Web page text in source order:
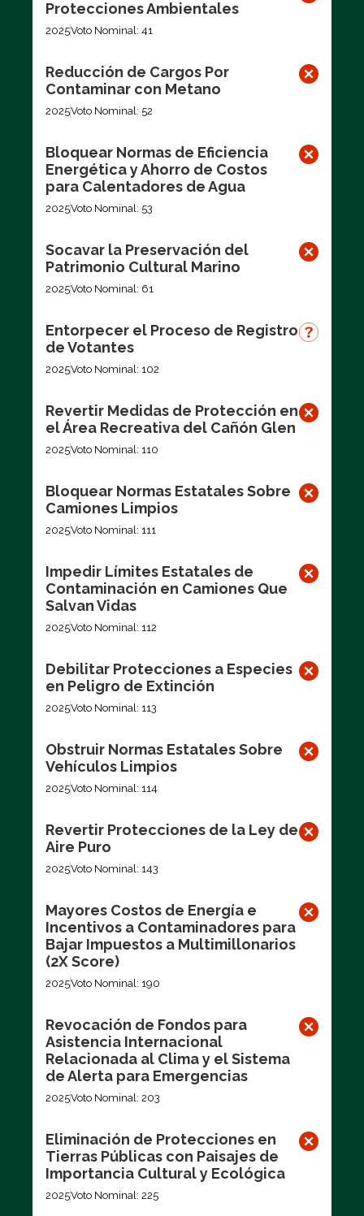
Protecciones Ambientales
2025Voto Nominal: 41
Reducción de Cargos Por
Contaminar con Metano
2025Voto Nominal: 52
Bloquear Normas de Eficiencia
Energética y Ahorro de Costos
para Calentadores de Agua
2025Voto Nominal: 53
Socavar la Preservación del
Patrimonio Cultural Marino
2025Voto Nominal: 61
Entorpecer el Proceso de Registro
de Votantes
2025Voto Nominal: 102
Revertir Medidas de Protección en
el Área Recreativa del Cañón Glen
2025Voto Nominal: 110
Bloquear Normas Estatales Sobre
Camiones Limpios
2025Voto Nominal: 111
Impedir Límites Estatales de
Contaminación en Camiones Que
Salvan Vidas
2025Voto Nominal: 112
Debilitar Protecciones a Especies
en Peligro de Extinción
2025Voto Nominal: 113
Obstruir Normas Estatales Sobre
Vehículos Limpios
2025Voto Nominal: 114
Revertir Protecciones de la Ley de
Aire Puro
2025Voto Nominal: 143
Mayores Costos de Energía e
Incentivos a Contaminadores para
Bajar Impuestos a Multimillonarios
(2X Score)
2025Voto Nominal: 190
Revocación de Fondos para
Asistencia Internacional
Relacionada al Clima y el Sistema
de Alerta para Emergencias
2025Voto Nominal: 203
Eliminación de Protecciones en
Tierras Públicas con Paisajes de
Importancia Cultural y Ecológica
2025Voto Nominal: 225